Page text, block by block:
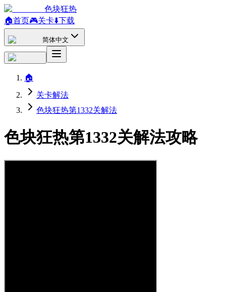
色块狂热
🏠首页🎮关卡⬇️下载
简体中文
🏠
关卡解法
色块狂热第1332关解法
色块狂热第1332关解法攻略